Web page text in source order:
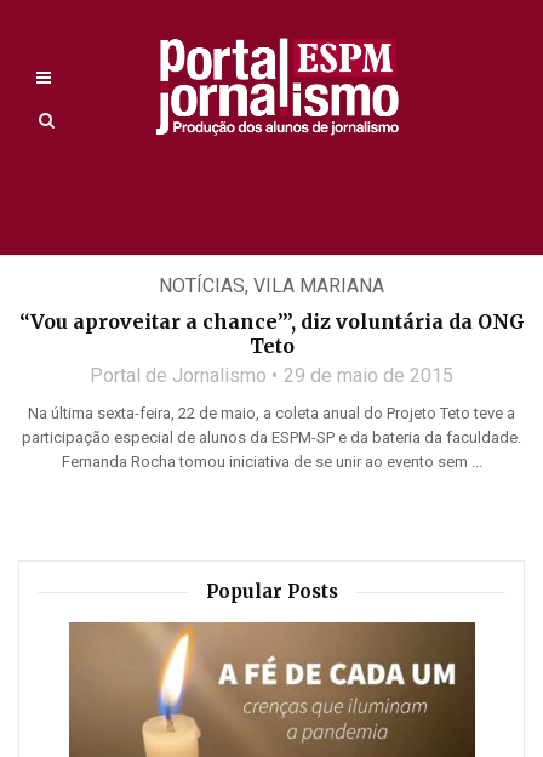
NOTÍCIAS, VILA MARIANA
“Vou aproveitar a chance’”, diz voluntária da ONG
Teto
Portal de Jornalismo 29 de maio de 2015
Na última sexta-feira, 22 de maio, a coleta anual do Projeto Teto teve a
participação especial de alunos da ESPM-SP e da bateria da faculdade.
Fernanda Rocha tomou iniciativa de se unir ao evento sem ...
Popular Posts